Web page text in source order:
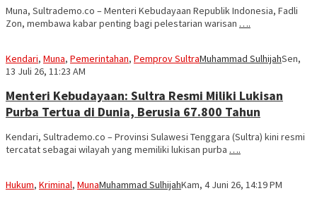
Muna, Sultrademo.co – Menteri Kebudayaan Republik Indonesia, Fadli
Zon, membawa kabar penting bagi pelestarian warisan ….
Kendari, Muna, Pemerintahan, Pemprov SultraMuhammad SulhijahSen,
13 Juli 26, 11:23 AM
Menteri Kebudayaan: Sultra Resmi Miliki Lukisan
Purba Tertua di Dunia, Berusia 67.800 Tahun
Kendari, Sultrademo.co – Provinsi Sulawesi Tenggara (Sultra) kini resmi
tercatat sebagai wilayah yang memiliki lukisan purba ….
Hukum, Kriminal, MunaMuhammad SulhijahKam, 4 Juni 26, 14:19 PM